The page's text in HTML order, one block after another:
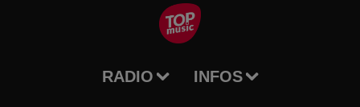
RADIO INFOS